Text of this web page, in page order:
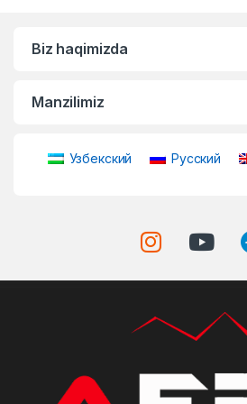
Biz haqimizda
Manzilimiz
Узбекский Русский